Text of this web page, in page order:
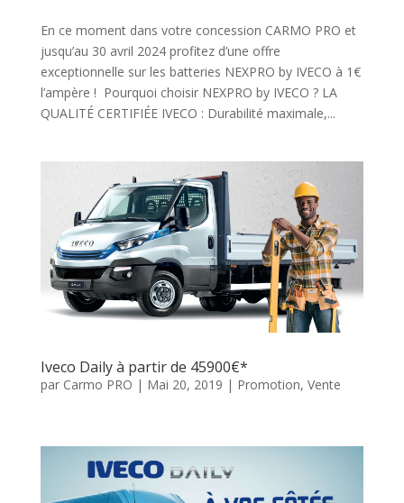
En ce moment dans votre concession CARMO PRO et
jusqu’au 30 avril 2024 profitez d’une offre
exceptionnelle sur les batteries NEXPRO by IVECO à 1€
l’ampère ! Pourquoi choisir NEXPRO by IVECO ? LA
QUALITÉ CERTIFIÉE IVECO : Durabilité maximale,...
Iveco Daily à partir de 45900€*
par Carmo PRO | Mai 20, 2019 | Promotion, Vente